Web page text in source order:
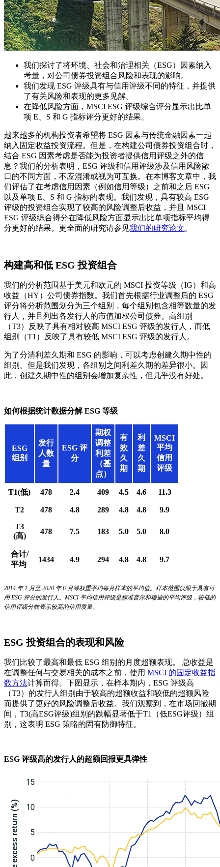
我们探讨了将环境、社会和治理相关（ESG）因素纳入
考量，对公司债券投资组合风险和表现的影响。
我们发现 ESG 评级具有与信用评级不同的特征，并提供
了有关风险和表现的更多见解。
在降低风险方面，MSCI ESG 评级综合评分显示出比单
项 E、S 和 G 指标评分更好的结果。
越来越多的机构投资者希望将 ESG 因素与传统金融因素一起
纳入固定收益投资流程。但是，在构建公司债券投资组合时，
结合 ESG 因素考虑是否能为投资者提供信用评级之外的信
息？我们的分析表明，ESG 评级和信用评级涉及信用风险敞
口的不同方面，不应混淆或视为可互换。在本博客文章中，我
们评估了在考虑信用因素（例如信用等级）之前和之后 ESG
以及单项 E、S 和 G 指标的表现。我们发现，具有较高 ESG
评级的投资组合实现了较高的风险调整后收益，并且 MSCI
ESG 评级综合得分在降低风险方面显示出比单项指标平均得
分更好的结果。更全面的研究请参见我们的研究论文。
构建高和低 ESG 投资组合
我们的分析范围基于美元和欧元的 MSCI 投资等级（IG）和高
收益（HY）公司债券指数。我们首先根据行业调整后的 ESG
评分将分析范围划分为三个组别，每个组别包含相等数量的发
行人，并且列出各发行人的市值加权公司债券。高组别
（T3）反映了具有相对较高 MSCI ESG 评级的发行人，而低
组别（T1）反映了具有较低 MSCI ESG 评级的发行人。
为了分清利差久期和 ESG 的影响，可以考虑创建久期中性的
组别。但是我们发现，各组别之间利差久期的差异很小。因
此，创建久期中性的组别会增加复杂性，但几乎没有好处。
如何根据统计数据分解 ESG 等级
ESG
组别
发行
人数
量
ESG 评
分
期权
调整
利差
（基
点）
有
效
久
期
利
差
久
期
MSCI
平均
信用
评级
T1(低) 478 2.4 409 4.5 4.6 11.3
T2 478 4.8 289 4.8 4.8
9.9
T3
(高)
478 7.5 183 5.0 5.0 8.0
合计/
平均
1434 4.9 294 4.8 4.8 9.7
2014 年 1 月至 2020 年 6 月等权重平均每月样本的平均值。样本范围仅限于具有可
用 ESG 评分的发行人。MSCI 平均信用评级是标准普尔和穆迪的平均评级，较低的
信用评级分数表示较高的信用质量。
ESG 投资组合的表现和风险
我们比较了最高和最低 ESG 组别的月度超额表现。 总收益是
在调整任何与交易相关的成本之前，使用 MSCI 的固定收益指
数方法计算而得。下图显示，在样本期内，ESG 评级高
（T3）的发行人组别由于较高的超额收益和较低的超额风险
而提供了更好的风险调整后收益。我们观察到，在市场回撤期
间，T3(高ESG评级)组别的跌幅显著低于T1（低ESG评级）组
别，这表明 ESG 策略的固有防御特征。
ESG 评级高的发行人的超额回报更具弹性